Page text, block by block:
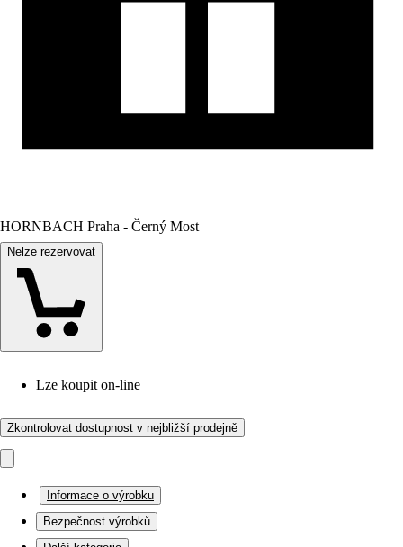
HORNBACH Praha - Černý Most
Nelze rezervovat
Lze koupit on-line
Zkontrolovat dostupnost v nejbližší prodejně
Informace o výrobku
Bezpečnost výrobků